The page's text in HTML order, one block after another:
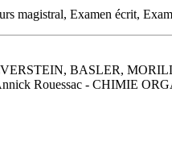
magistral, Examen écrit,
BASLER,
Rouessac - CHIMIE